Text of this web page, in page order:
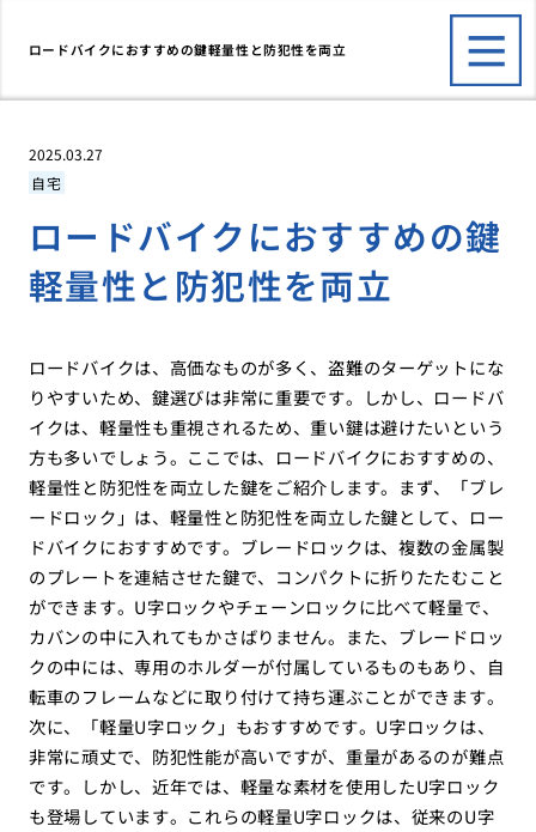
ロードバイクにおすすめの鍵軽量性と防犯性を両立
2025.03.27
自宅
ロードバイクにおすすめの鍵
軽量性と防犯性を両立
ロードバイクは、高価なものが多く、盗難のターゲットにな
りやすいため、鍵選びは非常に重要です。しかし、ロードバ
イクは、軽量性も重視されるため、重い鍵は避けたいという
方も多いでしょう。ここでは、ロードバイクにおすすめの、
軽量性と防犯性を両立した鍵をご紹介します。まず、「ブレ
ードロック」は、軽量性と防犯性を両立した鍵として、ロー
ドバイクにおすすめです。ブレードロックは、複数の金属製
のプレートを連結させた鍵で、コンパクトに折りたたむこと
ができます。U字ロックやチェーンロックに比べて軽量で、
カバンの中に入れてもかさばりません。また、ブレードロッ
クの中には、専用のホルダーが付属しているものもあり、自
転車のフレームなどに取り付けて持ち運ぶことができます。
次に、「軽量U字ロック」もおすすめです。U字ロックは、
非常に頑丈で、防犯性能が高いですが、重量があるのが難点
です。しかし、近年では、軽量な素材を使用したU字ロック
も登場しています。これらの軽量U字ロックは、従来のU字